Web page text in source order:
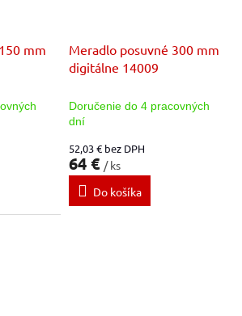
mm
Meradlo posuvné 300 mm
digitálne 14009
Doručenie do 4 pracovných
dní
52,03 € bez DPH
64 € / ks
Do košíka